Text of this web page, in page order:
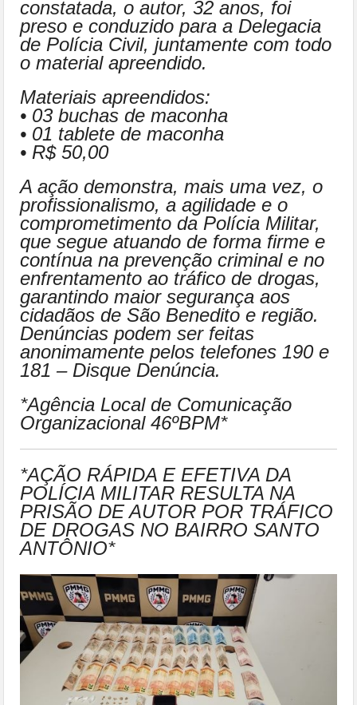
constatada, o autor, 32 anos, foi
preso e conduzido para a Delegacia
de Polícia Civil, juntamente com todo
o material apreendido.
Materiais apreendidos:
• 03 buchas de maconha
• 01 tablete de maconha
• R$ 50,00
A ação demonstra, mais uma vez, o
profissionalismo, a agilidade e o
comprometimento da Polícia Militar,
que segue atuando de forma firme e
contínua na prevenção criminal e no
enfrentamento ao tráfico de drogas,
garantindo maior segurança aos
cidadãos de São Benedito e região.
Denúncias podem ser feitas
anonimamente pelos telefones 190 e
181 – Disque Denúncia.
*Agência Local de Comunicação
Organizacional 46ºBPM*
*AÇÃO RÁPIDA E EFETIVA DA
POLÍCIA MILITAR RESULTA NA
PRISÃO DE AUTOR POR TRÁFICO
DE DROGAS NO BAIRRO SANTO
ANTÔNIO*